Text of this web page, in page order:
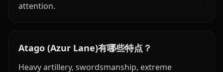
attention.
Atago (Azur Lane)有哪些特点？
Heavy artillery, swordsmanship, extreme